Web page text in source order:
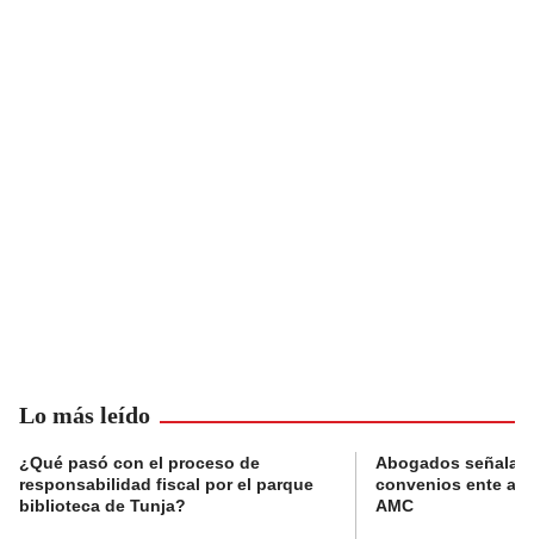
Lo más leído
¿Qué pasó con el proceso de
responsabilidad fiscal por el parque
biblioteca de Tunja?
Abogados
convenios ente
AMC